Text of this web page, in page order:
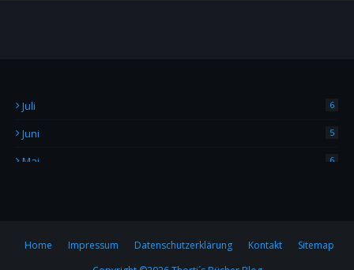
Juli 6
Juni 5
Mai 6
Februar 7
Home Impressum Datenschutzerklärung Kontakt
Sitemap